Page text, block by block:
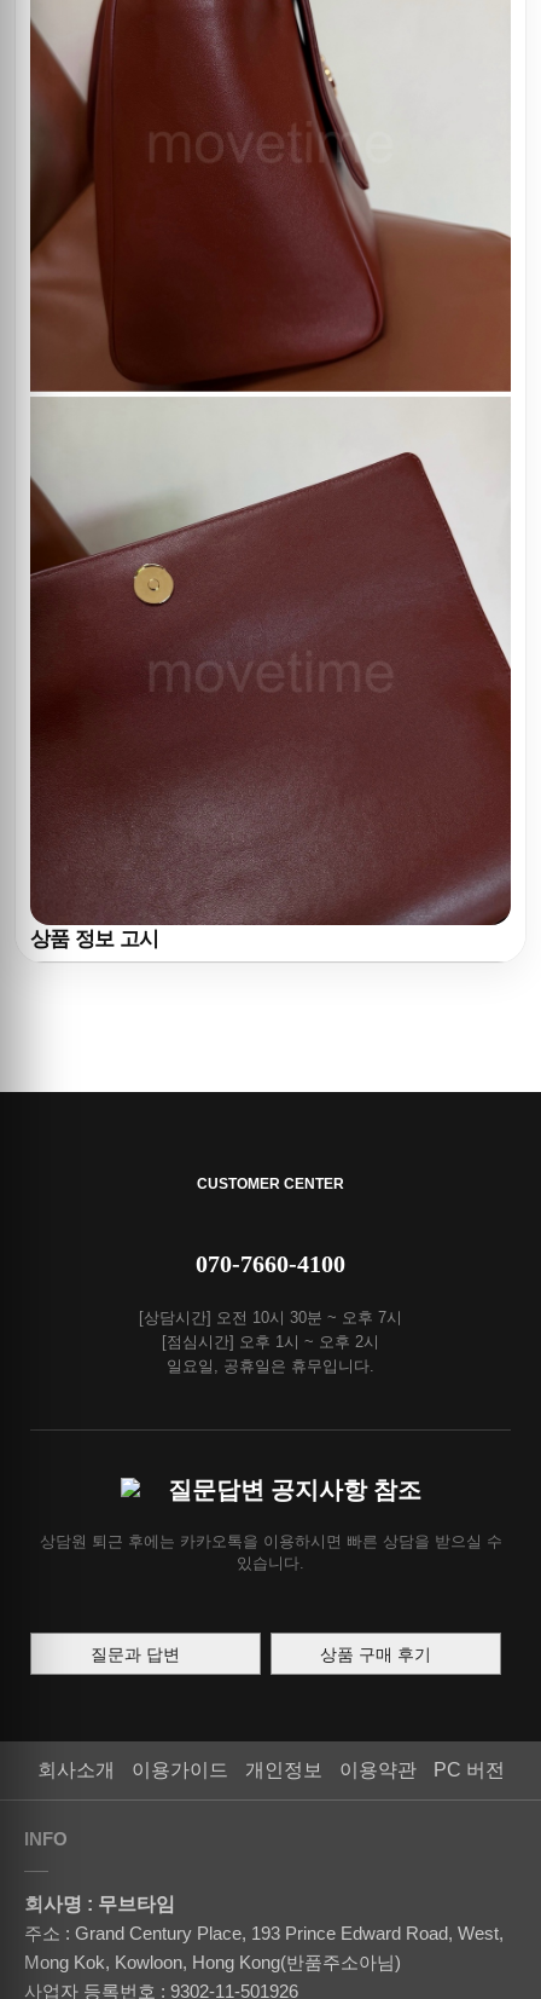
상품 정보 고시
CUSTOMER CENTER
070-7660-4100
[상담시간] 오전 10시 30분 ~ 오후 7시
[점심시간] 오후 1시 ~ 오후 2시
일요일, 공휴일은 휴무입니다.
질문답변 공지사항 참조
상담원 퇴근 후에는 카카오톡을 이용하시면 빠른 상담을 받으실 수
있습니다.
질문과 답변 상품 구매 후기
회사소개 이용가이드 개인정보 이용약관 PC 버전
INFO
회사명 : 무브타임
주소 : Grand Century Place, 193 Prince Edward Road, West,
Mong Kok, Kowloon, Hong Kong(반품주소아님)
사업자 등록번호 : 9302-11-501926